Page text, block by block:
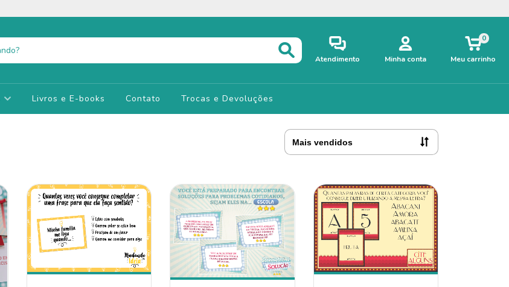
Atendimento Minha conta Meu carrinho
0
Livros e E-books Contato Trocas e Devoluções